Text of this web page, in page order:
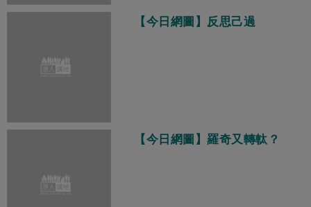
【今日網圖】反思己過
【今日網圖】羅奇又轉軚？